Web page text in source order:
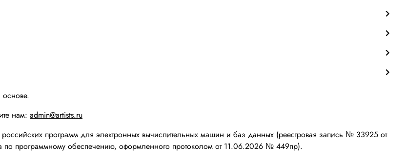
нам: admin@artists.ru
программ для электронных вычислительных машин и баз данных (реестровая запись № 33925 от
по программному обеспечению, оформленного протоколом от 11.06.2026 № 449пр).